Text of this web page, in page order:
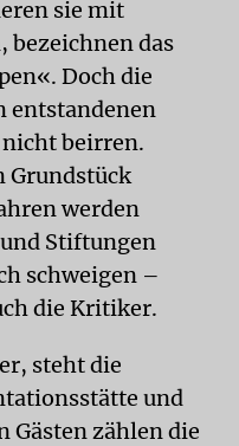
sie mit
bezeichnen das
Doch die
entstandenen
beirren.
Grundstück
werden
Stiftungen
schweigen –
die Kritiker.
steht die
und
Gästen zählen die